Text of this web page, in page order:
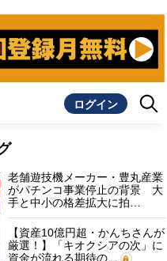
ログイン
老舗遊技機メーカー・豊丸産業
がパチンコ事業停止の背景 大
手と中小の格差拡大に拍…
【資産10億円超・かんちさんが
厳選！】「キオクシアの次」に
資金が流れる期待の…